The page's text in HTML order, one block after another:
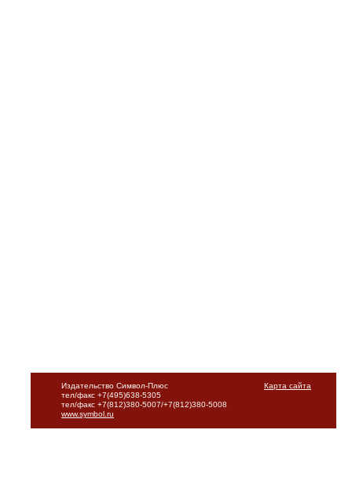
Карта сайта
Издательство Символ-Плюс
тел/факс +7(495)638-5305
тел/факс +7(812)380-5007/+7(812)380-5008
www.symbol.ru